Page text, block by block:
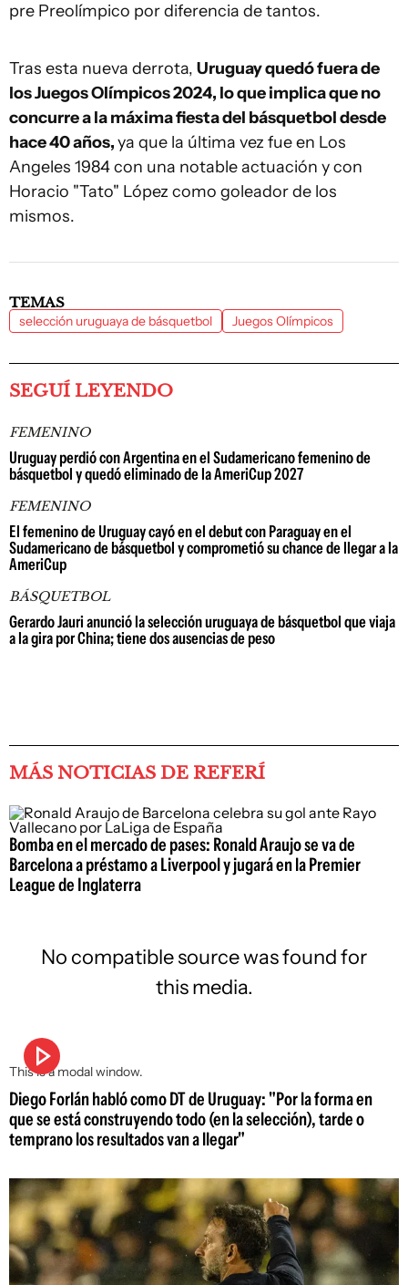
pre Preolímpico por diferencia de tantos.
Tras esta nueva derrota, Uruguay quedó fuera de
los Juegos Olímpicos 2024, lo que implica que no
concurre a la máxima fiesta del básquetbol desde
hace 40 años,ya que la última vez fue en Los
Angeles 1984 con una notable actuación y con
Horacio "Tato" López como goleador de los
mismos.
TEMAS
selección uruguaya de básquetbol Juegos Olímpicos
SEGUÍ LEYENDO
FEMENINO
Uruguay perdió con Argentina en el Sudamericano femenino de
básquetbol y quedó eliminado de la AmeriCup 2027
FEMENINO
El femenino de Uruguay cayó en el debut con Paraguay en el
Sudamericano de básquetbol y comprometió su chance de llegar a la
AmeriCup
BÁSQUETBOL
Gerardo Jauri anunció la selección uruguaya de básquetbol que viaja
a la gira por China; tiene dos ausencias de peso
MÁS NOTICIAS DE REFERÍ
Bomba en el mercado de pases: Ronald Araujo se va de
Barcelona a préstamo a Liverpool y jugará en la Premier
League de Inglaterra
This is a modal window.
No compatible source was found for
this media.
Diego Forlán habló como DT de Uruguay: "Por la forma en
que se está construyendo todo (en la selección), tarde o
temprano los resultados van a llegar"